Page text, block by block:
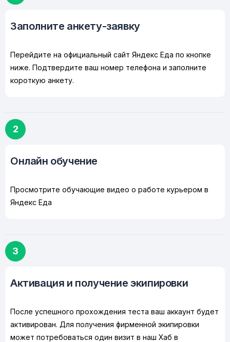
Заполните анкету-заявку
Перейдите на официальный сайт Яндекс Еда по кнопке
ниже. Подтвердите ваш номер телефона и заполните
короткую анкету.
2
Онлайн обучение
Просмотрите обучающие видео о работе курьером в
Яндекс Еда
3
Активация и получение экипировки
После успешного прохождения теста ваш аккаунт будет
активирован. Для получения фирменной экипировки
может потребоваться один визит в наш Хаб в